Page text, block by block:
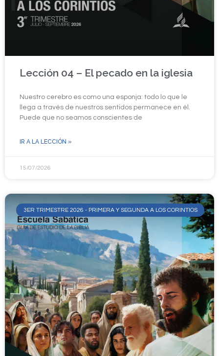
Lección 04 – El pecado en la iglesia
Nuestro cerebro es como una esponja: todo lo que le
llega a través de nuestros sentidos permanece en él.
Puede que no seamos conscientes de
IR A LA LECCIÓN »
15/07/2026
3ER TRIMESTRE 2026 - PRIMERA Y SEGUNDA A LOS CORINTIOS